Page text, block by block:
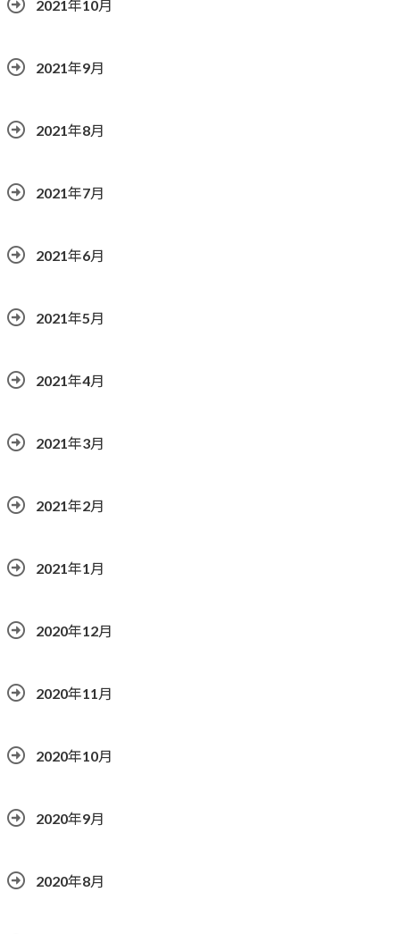
2021年10月
2021年9月
2021年8月
2021年7月
2021年6月
2021年5月
2021年4月
2021年3月
2021年2月
2021年1月
2020年12月
2020年11月
2020年10月
2020年9月
2020年8月